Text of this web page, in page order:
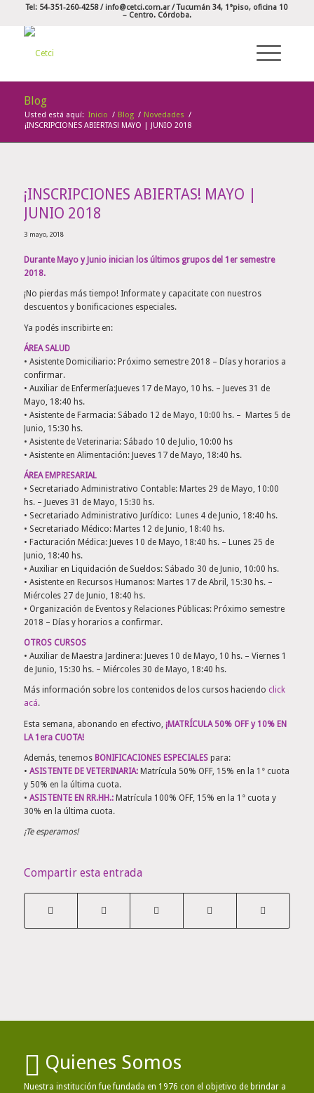
Tel: 54-351-260-4258 / info@cetci.com.ar/ Tucumán 34, 1°piso, oficina 10
– Centro. Córdoba.
Blog
Usted está aquí: Inicio / Blog / Novedades /
¡INSCRIPCIONES ABIERTAS! MAYO | JUNIO 2018
¡INSCRIPCIONES ABIERTAS! MAYO |
JUNIO 2018
3 mayo, 2018
Durante Mayo y Junio inician los últimos grupos del 1er semestre
2018.
¡No pierdas más tiempo! Informate y capacitate con nuestros
descuentos y bonificaciones especiales.
Ya podés inscribirte en:
ÁREA SALUD
• Asistente Domiciliario: Próximo semestre 2018 – Días y horarios a
confirmar.
• Auxiliar de Enfermería:Jueves 17 de Mayo, 10 hs. – Jueves 31 de
Mayo, 18:40 hs.
• Asistente de Farmacia: Sábado 12 de Mayo, 10:00 hs. – Martes 5 de
Junio, 15:30 hs.
• Asistente de Veterinaria: Sábado 10 de Julio, 10:00 hs
• Asistente en Alimentación: Jueves 17 de Mayo, 18:40 hs.
ÁREA EMPRESARIAL
• Secretariado Administrativo Contable: Martes 29 de Mayo, 10:00
hs. – Jueves 31 de Mayo, 15:30 hs.
• Secretariado Administrativo Jurídico: Lunes 4 de Junio, 18:40 hs.
• Secretariado Médico: Martes 12 de Junio, 18:40 hs.
• Facturación Médica: Jueves 10 de Mayo, 18:40 hs. – Lunes 25 de
Junio, 18:40 hs.
• Auxiliar en Liquidación de Sueldos: Sábado 30 de Junio, 10:00 hs.
• Asistente en Recursos Humanos: Martes 17 de Abril, 15:30 hs. –
Miércoles 27 de Junio, 18:40 hs.
• Organización de Eventos y Relaciones Públicas: Próximo semestre
2018 – Días y horarios a confirmar.
OTROS CURSOS
• Auxiliar de Maestra Jardinera: Jueves 10 de Mayo, 10 hs. – Viernes 1
de Junio, 15:30 hs. – Miércoles 30 de Mayo, 18:40 hs.
Más información sobre los contenidos de los cursos haciendo click
acá.
Esta semana, abonando en efectivo, ¡MATRÍCULA 50% OFF y 10% EN
LA 1era CUOTA!
Además, tenemos BONIFICACIONES ESPECIALES para:
• ASISTENTE DE VETERINARIA:Matrícula 50% OFF, 15% en la 1° cuota
y 50% en la última cuota.
• ASISTENTE EN RR.HH.:Matrícula 100% OFF, 15% en la 1° cuota y
30% en la última cuota.
¡Te esperamos!
Compartir esta entrada
Quienes Somos
Nuestra institución fue fundada en 1976 con el objetivo de brindar a